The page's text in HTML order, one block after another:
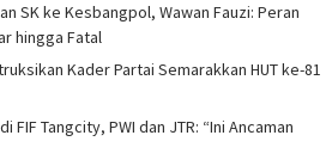
SK ke Kesbangpol, Wawan Fauzi: Peran
hingga Fatal
Kader Partai Semarakkan HUT ke-81
FIF Tangcity, PWI dan JTR: “Ini Ancaman